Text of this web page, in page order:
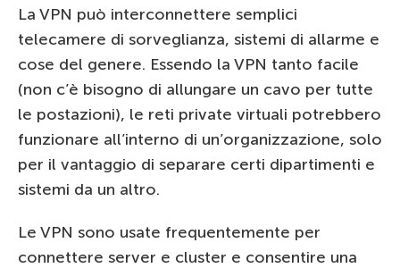
La VPN può interconnettere semplici
telecamere di sorveglianza, sistemi di allarme e
cose del genere. Essendo la VPN tanto facile
(non c’è bisogno di allungare un cavo per tutte
le postazioni), le reti private virtuali potrebbero
funzionare all’interno di un’organizzazione, solo
per il vantaggio di separare certi dipartimenti e
sistemi da un altro.
Le VPN sono usate frequentemente per
connettere server e cluster e consentire una